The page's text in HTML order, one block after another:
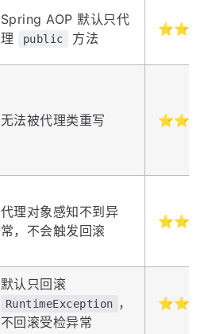
Spring AOP 默认只代
理
public 方法
无法被代理类重写
代理对象感知不到异
常，不会触发回滚
默认只回滚
RuntimeException ，
不回滚受检异常